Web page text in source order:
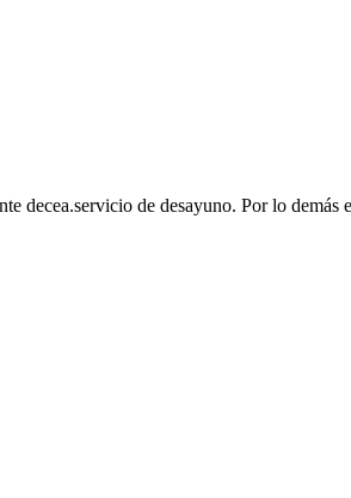
decea.servicio de desayuno. Por lo